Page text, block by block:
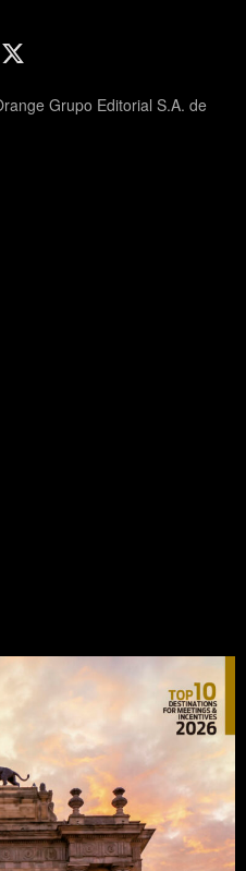
Grupo Editorial S.A. de